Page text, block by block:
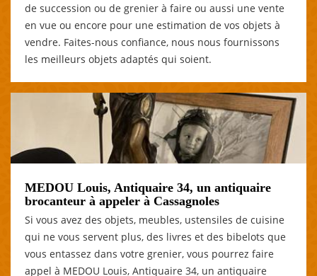
de succession ou de grenier à faire ou aussi une vente
en vue ou encore pour une estimation de vos objets à
vendre. Faites-nous confiance, nous nous fournissons
les meilleurs objets adaptés qui soient.
MEDOU Louis, Antiquaire 34, un antiquaire
brocanteur à appeler à Cassagnoles
Si vous avez des objets, meubles, ustensiles de cuisine
qui ne vous servent plus, des livres et des bibelots que
vous entassez dans votre grenier, vous pourrez faire
appel à MEDOU Louis, Antiquaire 34, un antiquaire